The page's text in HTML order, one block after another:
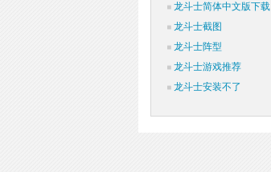
龙斗士简体中文版下载
龙斗士截图
龙斗士阵型
龙斗士游戏推荐
龙斗士安装不了